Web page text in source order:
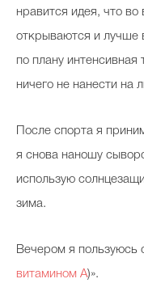
нравится идея, что
открываются и лучше
по плану
ничего не нанести на
После спорта я
я снова наношу
использую
зима.
Вечером я пользуюсь
витамином А)».